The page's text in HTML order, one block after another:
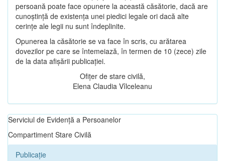
persoană poate face opunere la această căsătorie, dacă are
cunoștință de existența unei piedici legale ori dacă alte
cerințe ale legii nu sunt îndeplinite.
Opunerea la căsătorie se va face în scris, cu arătarea
dovezilor pe care se întemeiază, în termen de 10 (zece) zile
de la data afișării publicației.
Ofițer de stare civilă,
Elena Claudia Vîlceleanu
Serviciul de Evidență a Persoanelor
Compartiment Stare Civilă
Publicație